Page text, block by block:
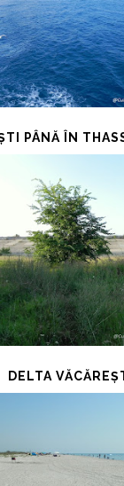
PÂNĂ ÎN
DELTA